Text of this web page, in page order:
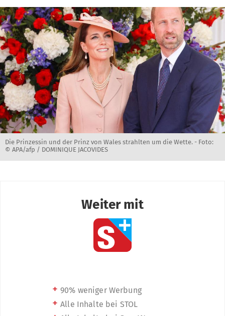
Die Prinzessin und der Prinz von Wales strahlten um die Wette. - Foto:
© APA/afp / DOMINIQUE JACOVIDES